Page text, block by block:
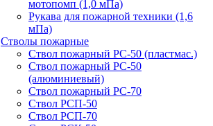
мотопомп (1,0 мПа)
Рукава для пожарной техники (1,6
мПа)
Стволы пожарные
Ствол пожарный РС-50 (пластмас.)
Ствол пожарный РС-50
(алюминиевый)
Ствол пожарный РС-70
Ствол РСП-50
Ствол РСП-70